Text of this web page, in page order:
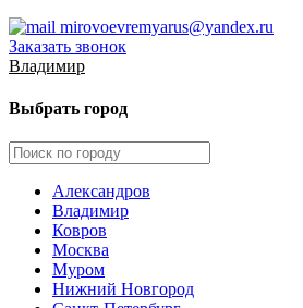
mirovoevremyarus@yandex.ru
Заказать звонок
Владимир
Выбрать город
Александров
Владимир
Ковров
Москва
Муром
Нижний Новгород